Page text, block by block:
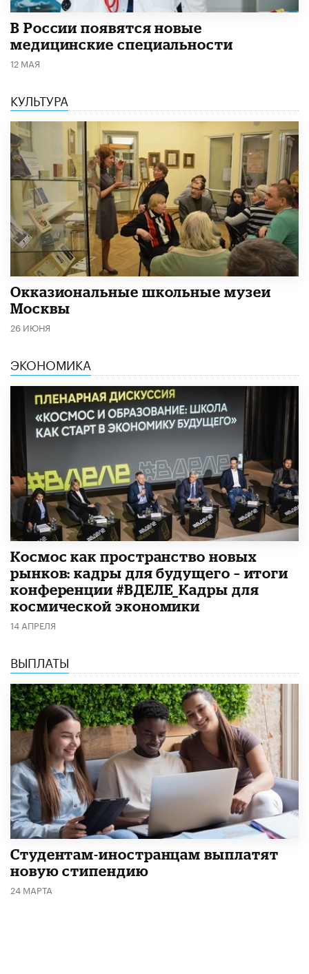
В России появятся новые
медицинские специальности
12 МАЯ
КУЛЬТУРА
​Окказиональные школьные музеи
Москвы
26 ИЮНЯ
ЭКОНОМИКА
Космос как пространство новых
рынков: кадры для будущего – итоги
конференции #ВДЕЛЕ_Кадры для
космической экономики
14 АПРЕЛЯ
ВЫПЛАТЫ
Студентам-иностранцам выплатят
новую стипендию
24 МАРТА